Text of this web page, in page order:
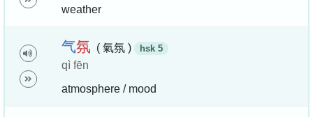
weather
气氛 ( 氣氛 ) hsk 5
qì fēn
atmosphere / mood